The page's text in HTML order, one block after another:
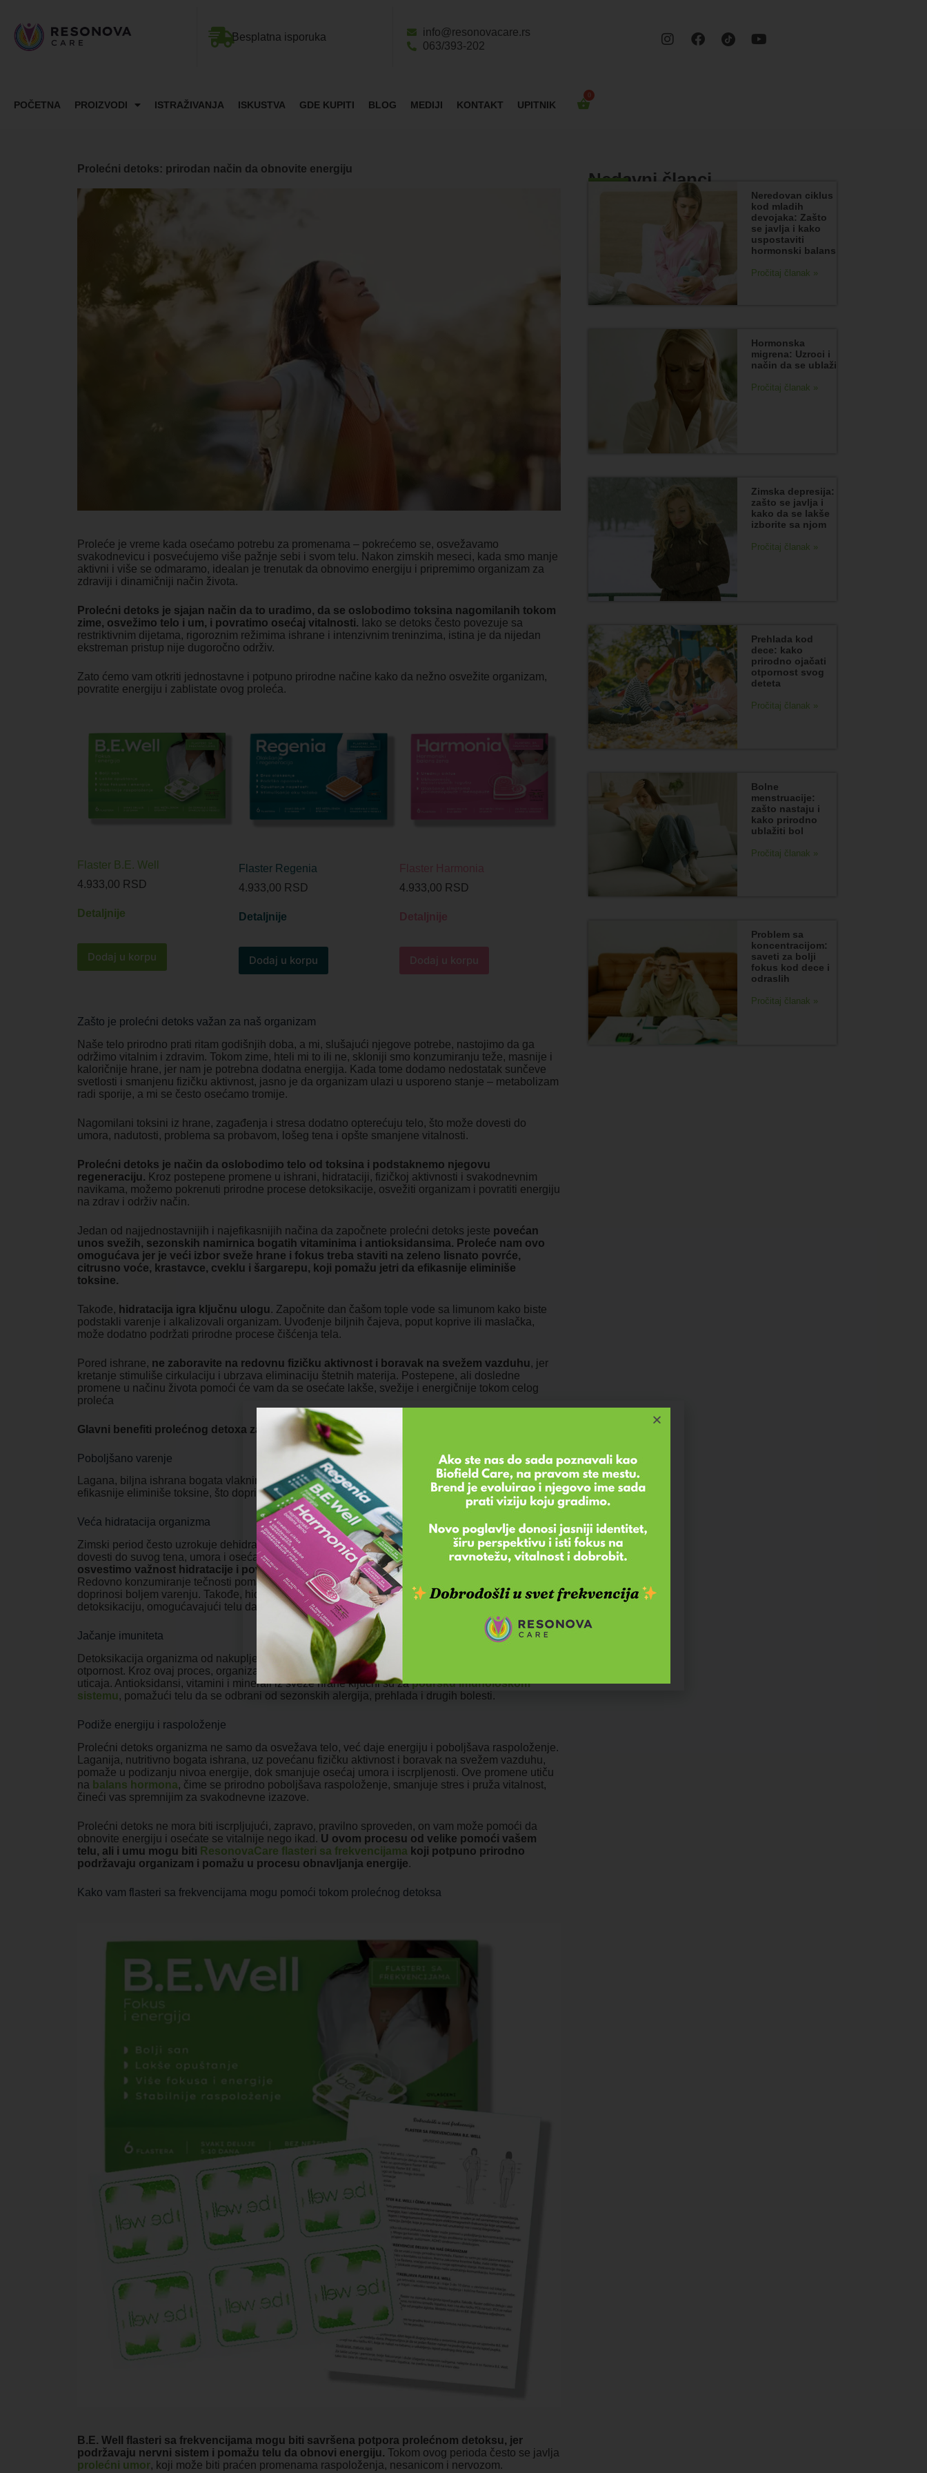
Besplatna isporuka
info@resonovacare.rs
063/393-202
POČETNA PROIZVODI ISTRAŽIVANJA ISKUSTVA GDE KUPITI BLOG MEDIJI KONTAKT UPITNIK
Prolećni detoks: prirodan način da obnovite energiju
Proleće je vreme kada osećamo potrebu za promenama – pokrećemo se, osvežavamo
svakodnevicu i posvećujemo više pažnje sebi i svom telu. Nakon zimskih meseci, kada smo manje
aktivni i više se odmaramo, idealan je trenutak da obnovimo energiju i pripremimo organizam za
zdraviji i dinamičniji način života.
Prolećni detoks je sjajan način da to uradimo, da se oslobodimo toksina nagomilanih tokom
zime, osvežimo telo i um, i povratimo osećaj vitalnosti. Iako se detoks često povezuje sa
restriktivnim dijetama, rigoroznim režimima ishrane i intenzivnim treninzima, istina je da nijedan
ekstreman pristup nije dugoročno održiv.
Zato ćemo vam otkriti jednostavne i potpuno prirodne načine kako da nežno osvežite organizam,
povratite energiju i zablistate ovog proleća.
Flaster B.E. Well
4.933,00 RSD
Detaljnije
Dodaj u korpu
Flaster Regenia
4.933,00 RSD
Detaljnije
Dodaj u korpu
Flaster Harmonia
4.933,00 RSD
Detaljnije
Dodaj u korpu
Zašto je prolećni detoks važan za naš organizam
Naše telo prirodno prati ritam godišnjih doba, a mi, slušajući njegove potrebe, nastojimo da ga
održimo vitalnim i zdravim. Tokom zime, hteli mi to ili ne, skloniji smo konzumiranju teže, masnije i
kaloričnije hrane, jer nam je potrebna dodatna energija. Kada tome dodamo nedostatak sunčeve
svetlosti i smanjenu fizičku aktivnost, jasno je da organizam ulazi u usporeno stanje – metabolizam
radi sporije, a mi se često osećamo tromije.
Nagomilani toksini iz hrane, zagađenja i stresa dodatno opterećuju telo, što može dovesti do
umora, nadutosti, problema sa probavom, lošeg tena i opšte smanjene vitalnosti.
Prolećni detoks je način da oslobodimo telo od toksina i podstaknemo njegovu
regeneraciju. Kroz postepene promene u ishrani, hidrataciji, fizičkoj aktivnosti i svakodnevnim
navikama, možemo pokrenuti prirodne procese detoksikacije, osvežiti organizam i povratiti energiju
na zdrav i održiv način.
Jedan od najjednostavnijih i najefikasnijih načina da započnete prolećni detoks jeste povećan
unos svežih, sezonskih namirnica bogatih vitaminima i antioksidansima. Proleće nam ovo
omogućava jer je veći izbor sveže hrane i fokus treba staviti na zeleno lisnato povrće,
citrusno voće, krastavce, cveklu i šargarepu, koji pomažu jetri da efikasnije eliminiše
toksine.
Takođe, hidratacija igra ključnu ulogu. Započnite dan čašom tople vode sa limunom kako biste
podstakli varenje i alkalizovali organizam. Uvođenje biljnih čajeva, poput koprive ili maslačka,
može dodatno podržati prirodne procese čišćenja tela.
Pored ishrane, ne zaboravite na redovnu fizičku aktivnost i boravak na svežem vazduhu, jer
kretanje stimuliše cirkulaciju i ubrzava eliminaciju štetnih materija. Postepene, ali dosledne
promene u načinu života pomoći će vam da se osećate lakše, svežije i energičnije tokom celog
proleća
Glavni benefiti prolećnog detoxa za naš organizam su:
Poboljšano varenje
Lagana, biljna ishrana bogata vlaknima podstiče rad creva i poboljšava varenje. Na taj način telo
efikasnije eliminiše toksine, što doprinosi boljem opštem zdravlju.
Veća hidratacija organizma
Zimski period često uzrokuje dehidrataciju, kako kože, tako i celokupnog organizma, što može
dovesti do suvog tena, umora i osećaja malaksalosti.
Prolećni detoks je idealna prilika da
osvestimo važnost hidratacije i povećamo unos vode, svežih sokova i biljnih čajeva.
Redovno konzumiranje tečnosti pomaže u eliminaciji toksina, poboljšava elastičnost kože i
doprinosi boljem varenju. Takođe, hidratacija podržava rad bubrega i jetre, ključnih organa za
detoksikaciju, omogućavajući telu da se osveži i regeneriše na prirodan način.
Jačanje imuniteta
Detoksikacija organizma od nakupljenih toksina ne samo da osvežava telo, već i jača njegovu
otpornost. Kroz ovaj proces, organizam postaje efikasniji u borbi protiv spoljašnjih negativnih
uticaja. Antioksidansi, vitamini i minerali iz sveže hrane ključni su zapodršku imunološkom
sistemu, pomažući telu da se odbrani od sezonskih alergija, prehlada i drugih bolesti.
Podiže energiju i raspoloženje
Prolećni detoks organizma ne samo da osvežava telo, već daje energiju i poboljšava raspoloženje.
Laganija, nutritivno bogata ishrana, uz povećanu fizičku aktivnost i boravak na svežem vazduhu,
pomaže u podizanju nivoa energije, dok smanjuje osećaj umora i iscrpljenosti. Ove promene utiču
na balans hormona, čime se prirodno poboljšava raspoloženje, smanjuje stres i pruža vitalnost,
čineći vas spremnijim za svakodnevne izazove.
Prolećni detoks ne mora biti iscrpljujući, zapravo, pravilno sproveden, on vam može pomoći da
obnovite energiju i osećate se vitalnije nego ikad. U ovom procesu od velike pomoći vašem
telu, ali i umu mogu biti ResonovaCare flasteri sa frekvencijama koji potpuno prirodno
podržavaju organizam i pomažu u procesu obnavljanja energije.
Kako vam flasteri sa frekvencijama mogu pomoći tokom prolećnog detoksa
B.E. Well flasteri sa frekvencijama mogu biti savršena potpora prolećnom detoksu, jer
podržavaju nervni sistem i pomažu telu da obnovi energiju. Tokom ovog perioda često se javlja
prolećni umor, koji može biti praćen promenama raspoloženja, nesanicom i nervozom.
Nedavni članci
Neredovan ciklus
kod mladih
devojaka: Zašto
se javlja i kako
uspostaviti
hormonski balans
Pročitaj članak »
Hormonska
migrena: Uzroci i
način da se ublaži
Pročitaj članak »
Zimska depresija:
zašto se javlja i
kako da se lakše
izborite sa njom
Pročitaj članak »
Prehlada kod
dece: kako
prirodno ojačati
otpornost svog
deteta
Pročitaj članak »
Bolne
menstruacije:
zašto nastaju i
kako prirodno
ublažiti bol
Pročitaj članak »
Problem sa
koncentracijom:
saveti za bolji
fokus kod dece i
odraslih
Pročitaj članak »